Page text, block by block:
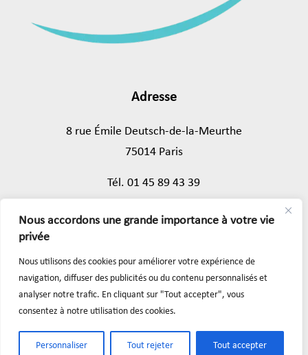
Nous accordons une grande importance à votre vie
privée
Nous utilisons des cookies pour améliorer votre expérience de
navigation, diffuser des publicités ou du contenu personnalisés et
analyser notre trafic. En cliquant sur "Tout accepter", vous
consentez à notre utilisation des cookies.
Personnaliser Tout rejeter Tout accepter
Adresse
8 rue Émile Deutsch-de-la-Meurthe
75014 Paris
Tél.01 45 89 43 39
Formulaire de contact
Suivez nous sur :